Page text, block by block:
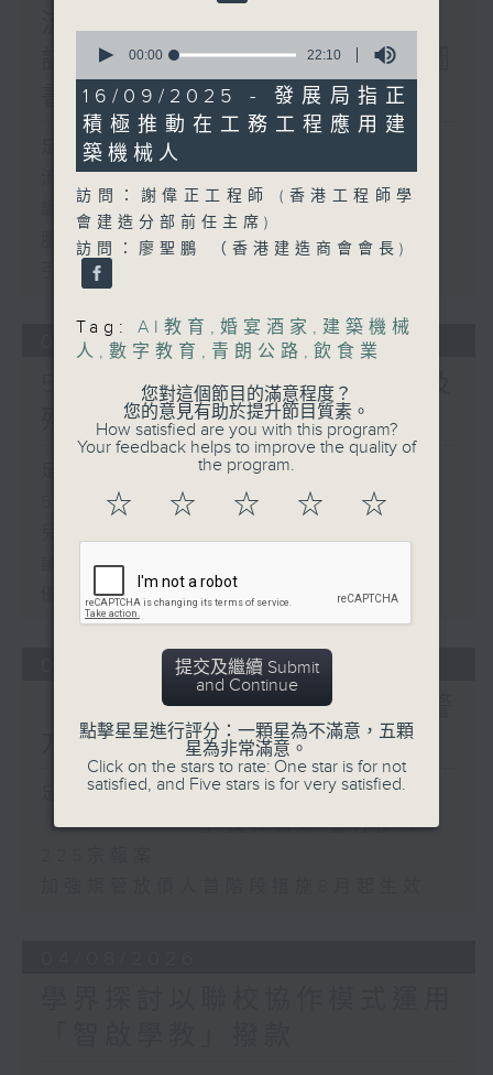
流動圖書館使用人數參差 申
訴專員主動調查康文署三項圖
書館服務
足本 Full (HKT 17:00 - 18:00)
流動圖書館使用人數參差 申訴專員主動
調查康文署三項圖書館服務
服務業總工會公布《預防工作時中暑指
引》執行情況調查結果
06/08/2026
5歲男童被虐致死 母親誤殺及
殘酷對待兒童罪成判囚22年
足本 Full (HKT 17:00 - 18:00)
5歲男童被虐致死 母親誤殺及殘酷對待
議員關注教科書價格升幅對基層影響 提
優化學校書簿津貼計劃等建議
05/08/2026
「Fun Coffee」投資騙案 警
方接獲225宗報案
足本 Full (HKT 17:00 - 18:00)
「Fun Coffee」投資騙案 警方接獲
seconds
22
minutes,
10
seconds
00:00 22:10
16/09/2025 - 發展局指正
積極推動在工務工程應用建
築機械人
訪問：謝偉正工程師 (香港工程師學
會建造分部前任主席)
訪問：廖聖鵬 （香港建造商會會長)
Tag: AI教育 , 婚宴酒家 , 建築機械
人 , 數字教育 , 青朗公路 , 飲食業
您對這個節目的滿意程度？
您的意見有助於提升節目質素。
How satisfied are you with this program?
Your feedback helps to improve the quality of
the program.
☆ ☆ ☆ ☆ ☆
提交及繼續 Submit
and Continue
點擊星星進行評分：一顆星為不滿意，五顆
星為非常滿意。
Click on the stars to rate: One star is for not
satisfied, and Five stars is for very satisfied.